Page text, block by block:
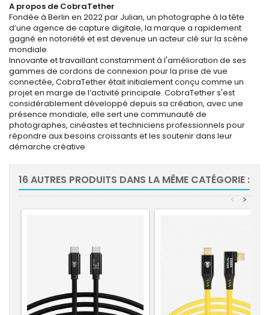
A propos de CobraTether
Fondée à Berlin en 2022 par Julian, un photographe à la tête
d’une agence de capture digitale, la marque a rapidement
gagné en notoriété et est devenue un acteur clé sur la scène
mondiale.
Innovante et travaillant constamment à l'amélioration de ses
gammes de cordons de connexion pour la prise de vue
connectée, CobraTether était initialement conçu comme un
projet en marge de l’activité principale. CobraTether s'est
considérablement développé depuis sa création, avec une
présence mondiale, elle sert une communauté de
photographes, cinéastes et techniciens professionnels pour
répondre aux besoins croissants et les soutenir dans leur
démarche créative
16 AUTRES PRODUITS DANS LA MÊME CATÉGORIE :
>
<